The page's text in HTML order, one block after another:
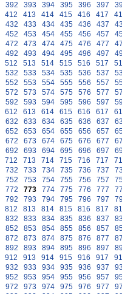
392 393 394 395 396 397
412 413 414 415 416 417
432 433 434 435 436 437
452 453 454 455 456 457
472 473 474 475 476 477
492 493 494 495 496 497
512 513 514 515 516 517
532 533 534 535 536 537
552 553 554 555 556 557
572 573 574 575 576 577
592 593 594 595 596 597
612 613 614 615 616 617
632 633 634 635 636 637
652 653 654 655 656 657
672 673 674 675 676 677
692 693 694 695 696 697
712 713 714 715 716 717
732 733 734 735 736 737
752 753 754 755 756 757
772 773 774 775 776 777
792 793 794 795 796 797
812 813 814 815 816 817
832 833 834 835 836 837
852 853 854 855 856 857
872 873 874 875 876 877
892 893 894 895 896 897
912 913 914 915 916 917
932 933 934 935 936 937
952 953 954 955 956 957
972 973 974 975 976 977